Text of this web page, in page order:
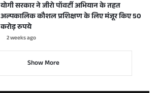
योगी सरकार ने जीरो पॉवर्टी अभियान के तहत
अल्पकालिक कौशल प्रशिक्षण के लिए मंजूर किए 50
करोड़ रुपये
2 weeks ago
Show More